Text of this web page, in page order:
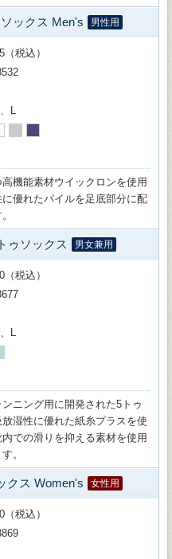
ックス Men's 男性用
（税込）
L
機能素材ウイックロンを使用
優れたパイルを足底部分に配
ゥソックス 男女兼用
（税込）
L
ニング用に開発された5トゥ
湿性に優れた紙糸プラスを使
での滑りを抑える素材を使用
。
クス Women's 女性用
（税込）